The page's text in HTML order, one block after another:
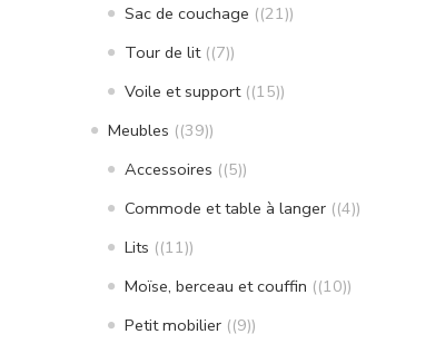
Sac de couchage (21)
Tour de lit (7)
Voile et support (15)
Meubles (39)
Accessoires (5)
Commode et table à langer (4)
Lits (11)
Moïse, berceau et couffin (10)
Petit mobilier (9)